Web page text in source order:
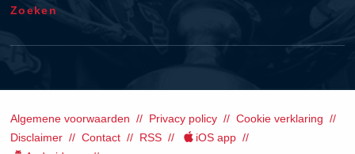
Zoeken
Algemene voorwaarden Privacy policy
Cookie verklaring
Disclaimer
Contact RSS
iOS app